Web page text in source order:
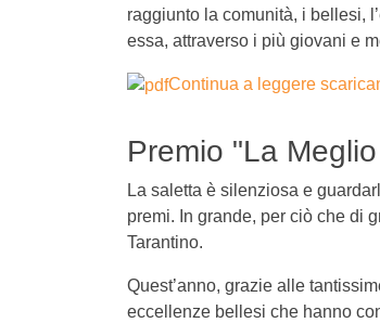
raggiunto la comunità, i bellesi,
essa, attraverso i più giovani e
Continua a leggere
Premio "La
La saletta è silenziosa e
premi. In grande, per ciò che di
Tarantino.
Quest’anno, grazie alle
eccellenze bellesi che hanno